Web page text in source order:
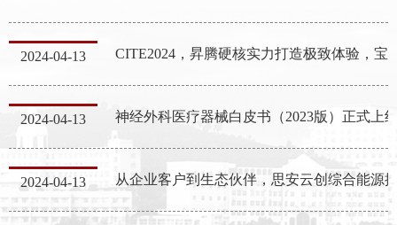
2024-04-13
2024-04-13 神经外科医疗器械白皮书（2023版）正式上
2024-04-13